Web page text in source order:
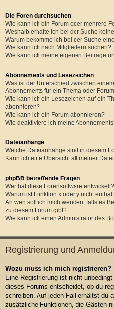
Die Foren durchsuchen
Wie kann ich ein Forum oder mehrere
Weshalb erhalte ich bei der Suche
Warum bekomme ich bei der Suche
Wie kann ich nach Mitgliedern suchen?
Wie kann ich meine eigenen Beiträge
Abonnements und Lesezeichen
Was ist der Unterschied zwischen
Abonnements für ein Thema oder
Wie kann ich ein Lesezeichen auf ein
abonnieren?
Wie kann ich ein Forum abonnieren?
Wie deaktiviere ich meine
Dateianhänge
Welche Dateianhänge sind in diesem
Kann ich eine Übersicht all meiner
phpBB betreffende Fragen
Wer hat diese Forensoftware entwickelt?
Warum ist Funktion x oder y nicht
An wen soll ich mich wenden, falls es
zu diesem Forum gibt?
Wie kann ich einen Administrator des
Registrierung und
Wozu muss ich mich registrieren?
Eine Registrierung ist nicht
dieses Forums entscheidet, ob du
schreiben. Auf jeden Fall erhältst du
zusätzliche Funktionen, die Gästen